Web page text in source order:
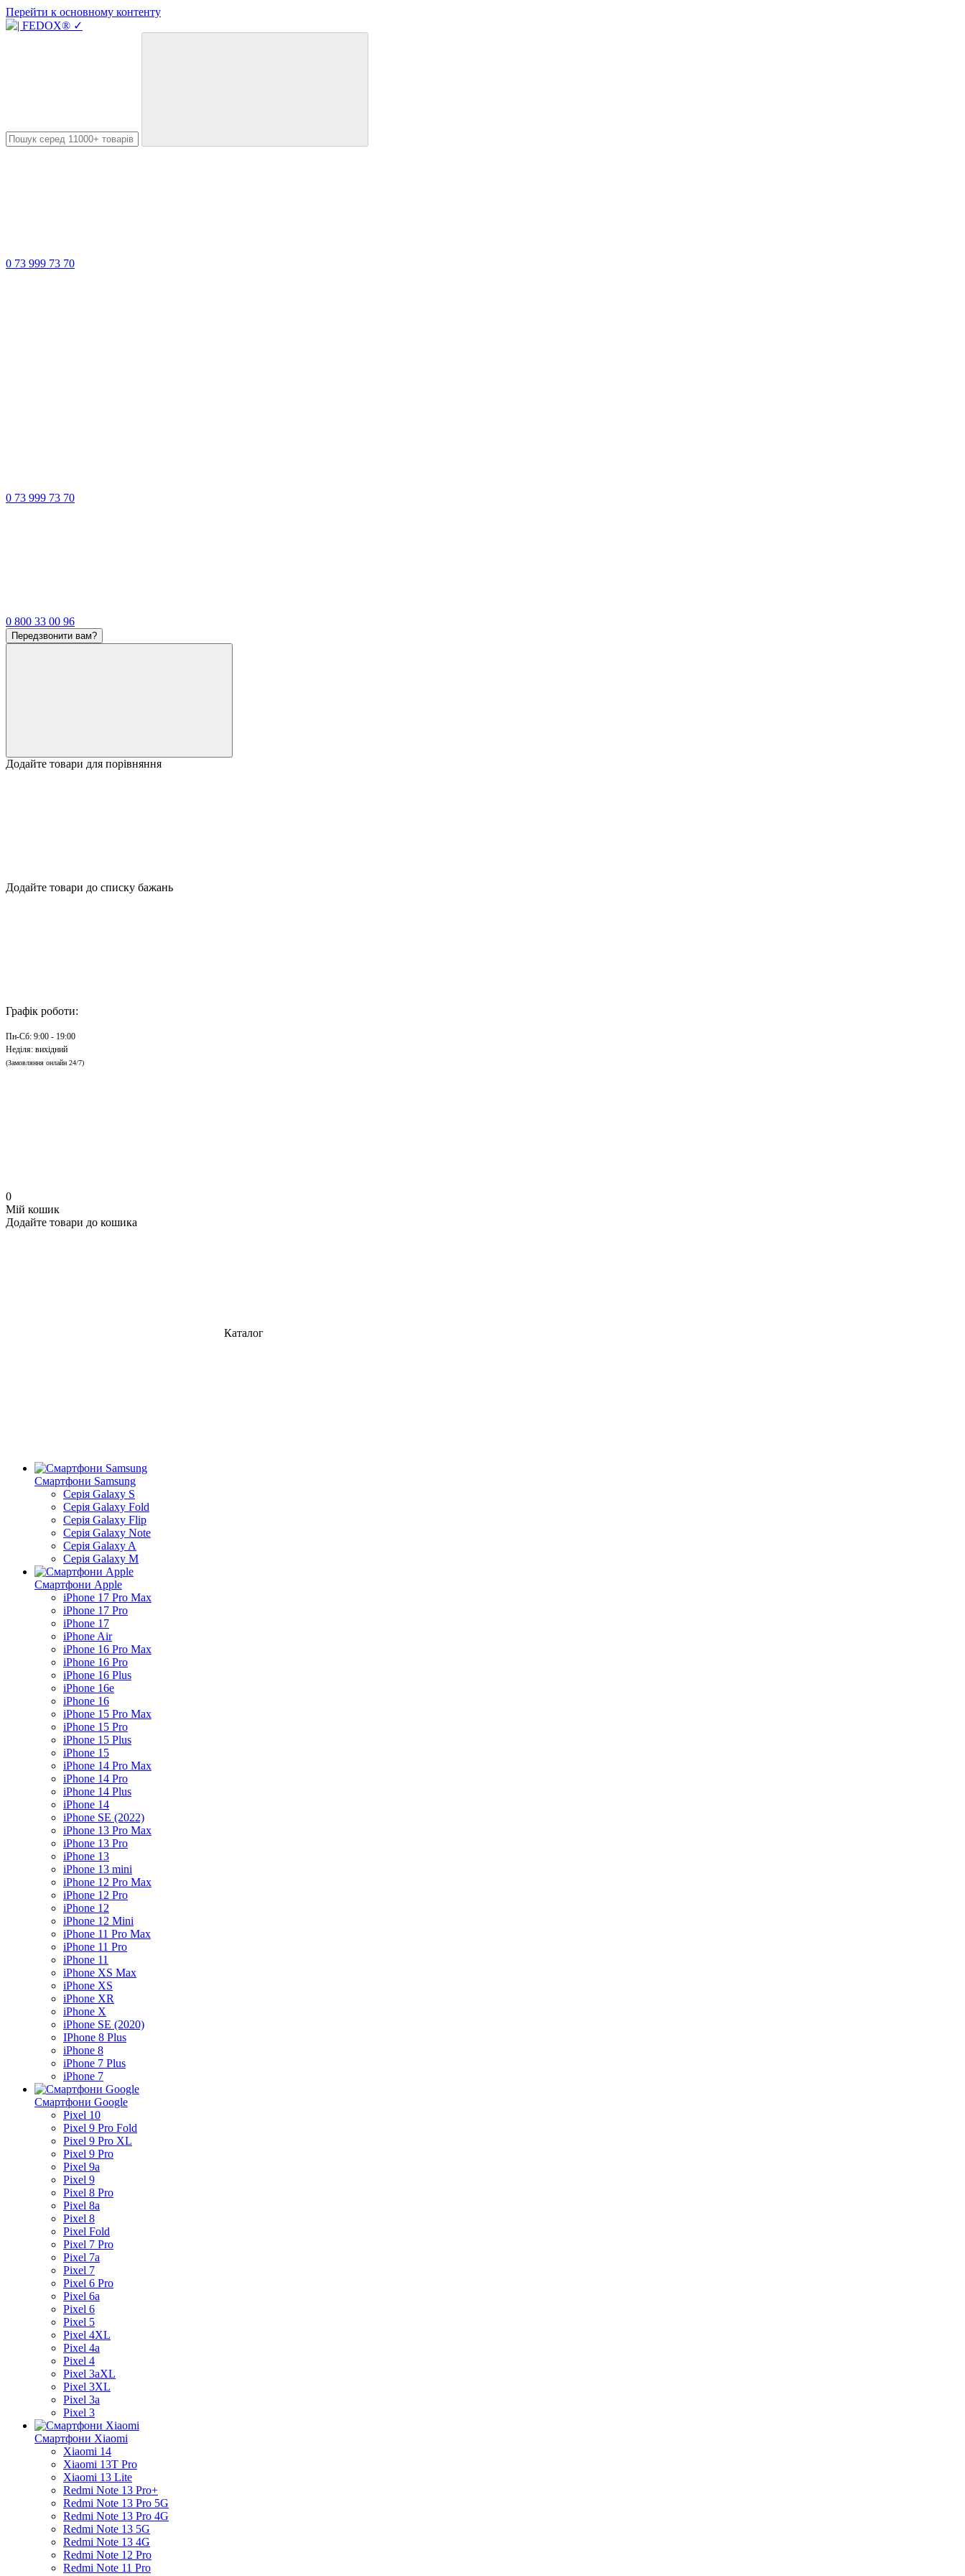
Перейти к основному контенту
0 73 999 73 70
0 73 999 73 70
0 800 33 00 96
Передзвонити вам?
Додайте товари для порівняння
Додайте товари до списку бажань
Графік роботи:
Пн-Сб: 9:00 - 19:00
Неділя: вихідний
(Замовляння онлайн 24/7)
0
Мій кошик
Додайте товари до кошика
Каталог
Смартфони Samsung
Серія Galaxy S
Серія Galaxy Fold
Серія Galaxy Flip
Серія Galaxy Note
Серія Galaxy A
Серія Galaxy M
Смартфони Apple
iPhone 17 Pro Max
iPhone 17 Pro
iPhone 17
iPhone Air
iPhone 16 Pro Max
iPhone 16 Pro
iPhone 16 Plus
iPhone 16e
iPhone 16
iPhone 15 Pro Max
iPhone 15 Pro
iPhone 15 Plus
iPhone 15
iPhone 14 Pro Max
iPhone 14 Pro
iPhone 14 Plus
iPhone 14
iPhone SE (2022)
iPhone 13 Pro Max
iPhone 13 Pro
iPhone 13
iPhone 13 mini
iPhone 12 Pro Max
iPhone 12 Pro
iPhone 12
iPhone 12 Mini
iPhone 11 Pro Max
iPhone 11 Pro
iPhone 11
iPhone XS Max
iPhone XS
iPhone XR
iPhone X
iPhone SE (2020)
IPhone 8 Plus
iPhone 8
iPhone 7 Plus
iPhone 7
Смартфони Google
Pixel 10
Pixel 9 Pro Fold
Pixel 9 Pro XL
Pixel 9 Pro
Pixel 9a
Pixel 9
Pixel 8 Pro
Pixel 8a
Pixel 8
Pixel Fold
Pixel 7 Pro
Pixel 7a
Pixel 7
Pixel 6 Pro
Pixel 6a
Pixel 6
Pixel 5
Pixel 4XL
Pixel 4a
Pixel 4
Pixel 3aXL
Pixel 3XL
Pixel 3a
Pixel 3
Смартфони Xiaomi
Xiaomi 14
Xiaomi 13T Pro
Xiaomi 13 Lite
Redmi Note 13 Pro+
Redmi Note 13 Pro 5G
Redmi Note 13 Pro 4G
Redmi Note 13 5G
Redmi Note 13 4G
Redmi Note 12 Pro
Redmi Note 11 Pro